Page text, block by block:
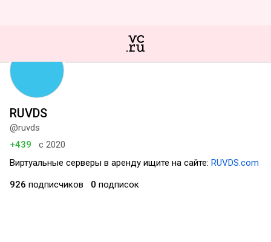
RUVDS
@ruvds
+439
с 2020
Виртуальные серверы в аренду ищите на сайте: RUVDS.com
926 подписчиков 0 подписок